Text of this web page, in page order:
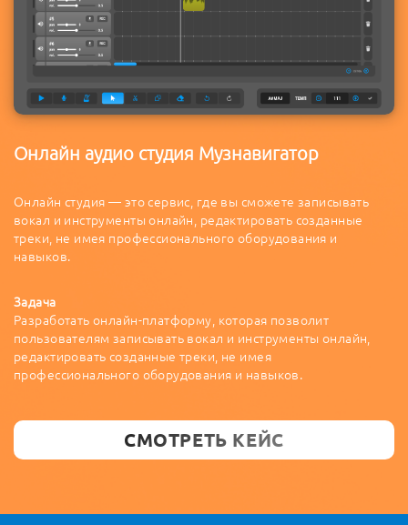
Онлайн аудио студия Музнавигатор
Онлайн студия — это сервис, где вы сможете записывать
вокал и инструменты онлайн, редактировать созданные
треки, не имея профессионального оборудования и
навыков.
Задача
Разработать онлайн-платформу, которая позволит
пользователям записывать вокал и инструменты онлайн,
редактировать созданные треки, не имея
профессионального оборудования и навыков.
СМОТРЕТЬ КЕЙС